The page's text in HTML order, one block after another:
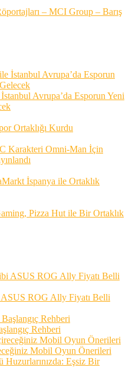
– MCI Group – Barış
Avrupa’da Esporun Yeni
Ortaklığı Kurdu
Karakteri Omni-Man İçin
İspanya ile Ortaklık
Pizza Hut ile Bir Ortaklık
ASUS ROG Ally Fiyatı Belli
Rehberi
Mobil Oyun Önerileri